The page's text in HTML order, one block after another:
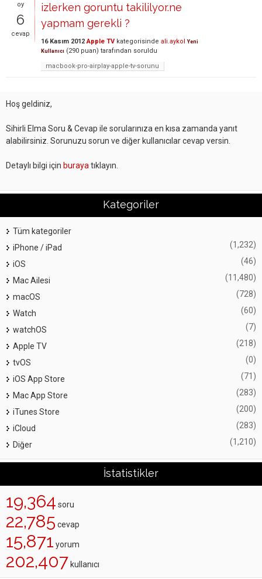
oy
6
cevap
izlerken goruntu takililyor.ne
yapmam gerekli ?
16 Kasım 2012 Apple TV kategorisinde ali.aykol Yeni
Kullanıcı (290 puan) tarafından soruldu
macbook-pro-airplay-apple-tv-sorunu
Hoş geldiniz,
Sihirli Elma Soru & Cevap ile sorularınıza en kısa zamanda yanıt
alabilirsiniz. Sorunuzu sorun ve diğer kullanıcılar cevap versin.
Detaylı bilgi için buraya tıklayın.
Kategoriler
Tüm kategoriler
iPhone / iPad
(1,232)
iOS (46)
Mac Ailesi (11,480)
macOS (728)
Watch (60)
watchOS (7)
Apple TV (218)
tvOS (0)
iOS App Store (71)
Mac App Store (283)
iTunes Store (200)
iCloud (283)
Diğer (1,210)
İstatistikler
19,364 soru
22,785 cevap
15,871 yorum
202,407 kullanıcı